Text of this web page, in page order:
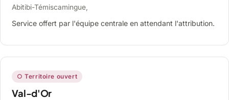
Abitibi-Témiscamingue,
Service offert par l'équipe centrale en attendant l'attribution.
○ Territoire ouvert
Val-d'Or